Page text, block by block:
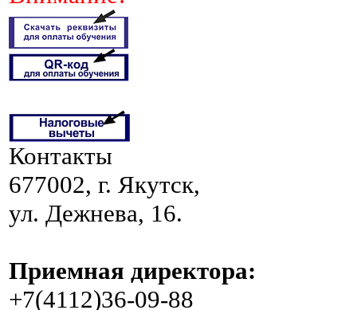
Контакты
677002, г. Якутск,
ул. Дежнева, 16.
Приемная директора:
+7(4112)36-09-88